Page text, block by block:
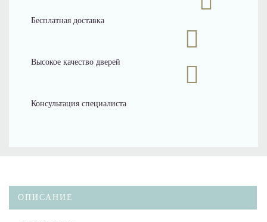
Бесплатная доставка
Высокое качество дверей
Консультация специалиста
ОПИСАНИЕ